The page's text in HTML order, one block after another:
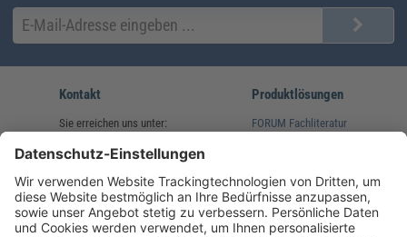
Kontakt
Sie erreichen uns unter:
(08233) 38 11 23
service@forum-verlag.com
Mo-Do 07:30 - 17:00 Uhr
Fr 07:30 - 15:00 Uhr
Produktlösungen
FORUM Fachliteratur